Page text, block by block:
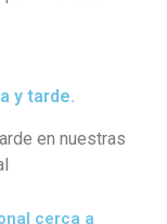
y tarde.
en nuestras
cerca a